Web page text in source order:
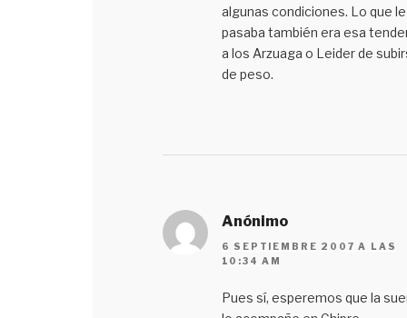
algunas condiciones. Lo que le
pasaba también era esa
a los Arzuaga o Leider de
de peso.
Anónimo
6 SEPTIEMBRE 2007 A LAS
10:34 AM
Pues sí, esperemos que la